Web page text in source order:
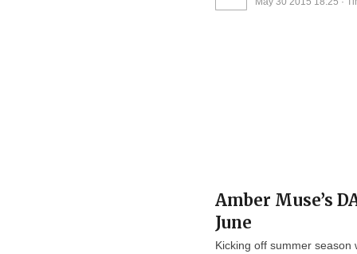
Amber Muse’s
June
Kicking off summer season